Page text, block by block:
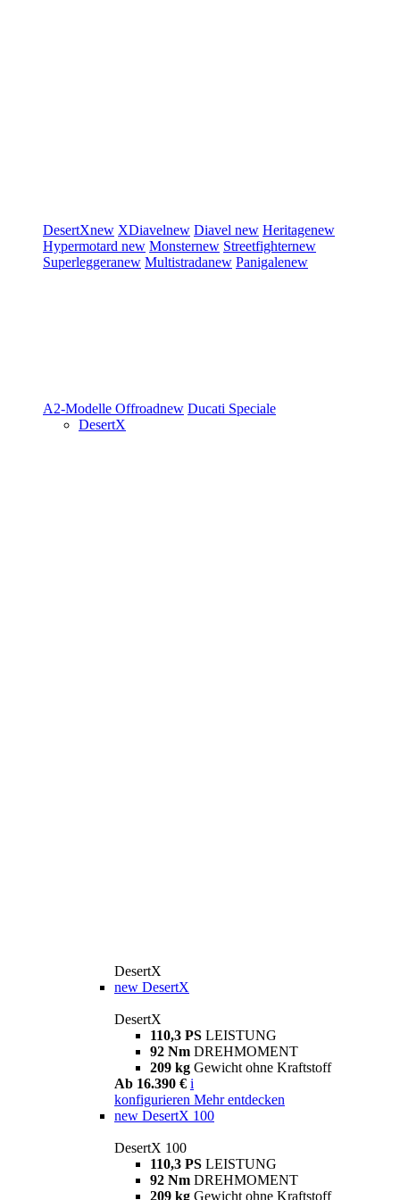
DesertXnew XDiavelnew Diavel new Heritagenew
Hypermotard new Monsternew Streetfighternew
Superleggeranew Multistradanew Panigalenew
A2-Modelle Offroadnew Ducati Speciale
DesertX
DesertX
new DesertX
DesertX
110,3 PS LEISTUNG
92 Nm DREHMOMENT
209 kg Gewicht ohne Kraftstoff
Ab 16.390 € i
konfigurieren Mehr entdecken
new DesertX 100
DesertX 100
110,3 PS LEISTUNG
92 Nm DREHMOMENT
209 kg Gewicht ohne Kraftstoff